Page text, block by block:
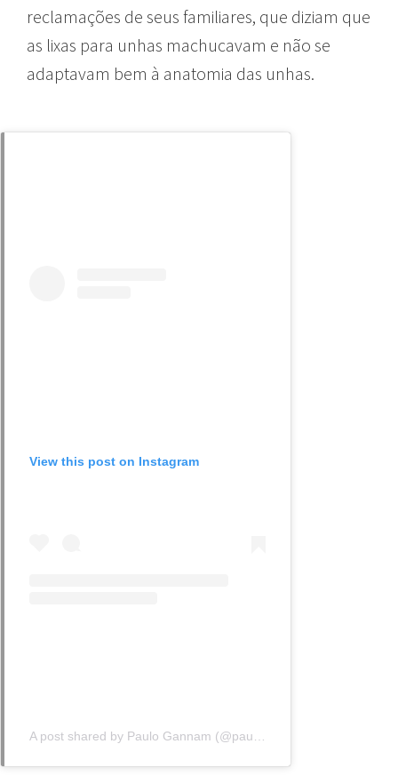
reclamações de seus familiares, que diziam que
as lixas para unhas machucavam e não se
adaptavam bem à anatomia das unhas.
View this post on Instagram